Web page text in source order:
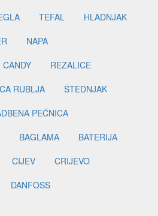
TEFAL
HLADNJAK
NAPA
CANDY
REZALICE
RUBLJA
ŠTEDNJAK
PEĆNICA
BAGLAMA
BATERIJA
CIJEV
CRIJEVO
DANFOSS